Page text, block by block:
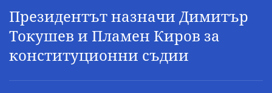
Президентът назначи Димитър
Токушев и Пламен Киров за
конституционни съдии